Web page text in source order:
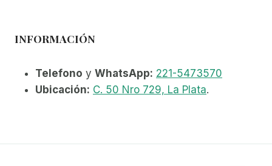
INFORMACIÓN
Telefono y WhatsApp: 221-5473570
Ubicación: C. 50 Nro 729, La Plata.